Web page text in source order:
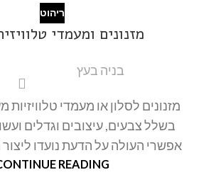
ריהוט
מזנונים ומעמדי
בניה בעץ
מזנונים לסלון או מעמדי טלוויזיות
בשלל צבעים, עיצובים וגדלים
אפשרי העולה על הדעת נועדו
READING